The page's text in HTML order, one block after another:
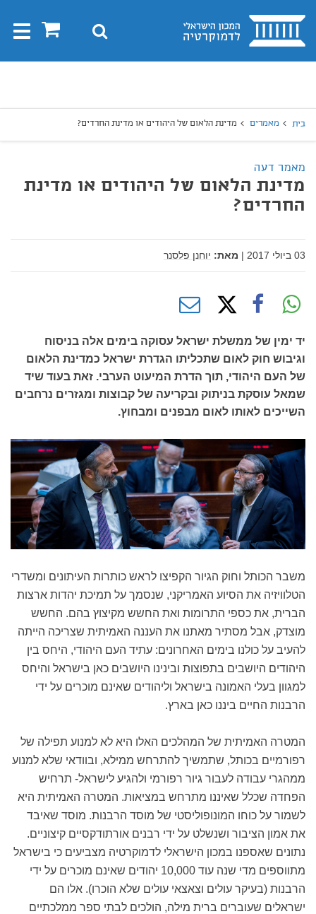
בית 0 חיפוש
בית מאמרים מדינת הלאום של היהודים או מדינת החרדים?
מאמר דעה
מדינת הלאום של היהודים או מדינת
החרדים?
03 ביולי 2017 | מאת: יוחנן פלסנר
יד ימין של ממשלת ישראל עסוקה בימים אלה בניסוח
וגיבוש חוק לאום שתכליתו הגדרת ישראל כמדינת הלאום
של העם היהודי, תוך הדרת המיעוט הערבי. זאת בעוד שיד
שמאל עוסקת בניתוק ובקריעה של קבוצות ומגזרים נרחבים
השייכים לאותו לאום מבפנים ומבחוץ.
משבר הכותל וחוק הגיור הקפיצו לראש כותרות העיתונים ומשדרי
הטלוויזיה את הסיוע האמריקני, שנסמך על תמיכת יהדות ארצות
הברית, את כספי התרומות ואת החשש מקיצוץ בהם. החשש
מוצדק, אבל מסתיר מאתנו את העננה האמיתית שצריכה הייתה
להעיב על כולנו בימים האחרונים: עתיד העם היהודי, היחס בין
היהודים היושבים בתפוצות ובינינו היושבים כאן בישראל והיחס
למגוון בעלי האמונה בישראל וליהודים שאינם מוכרים על ידי
הרבנות החיים ביננו כאן בארץ.
המטרה האמיתית של המהלכים האלו היא לא למנוע תפילה של
רפורמיים בכותל, שתמשיך להתרחש ממילא, ובוודאי שלא למנוע
ממהגרי עבודה לעבור גיור רפורמי ולהגיע לישראל- תרחיש
הפחדה שכלל שאיננו מתרחש במציאות. המטרה האמיתית היא
לשמור על כוחו המונופוליסטי של מוסד הרבנות. מוסד שאיבד
את אמון הציבור ושנשלט על ידי רבנים אורתודקסיים קיצוניים.
נתונים שאספנו במכון הישראלי לדמוקרטיה מצביעים כי בישראל
מתווספים מדי שנה עוד 10,000 יהודים שאינם מוכרים על ידי
הרבנות (בעיקר עולים וצאצאי עולים שלא הוכרו). אלו הם
ישראלים שעוברים ברית מילה, הולכים לבתי ספר ממלכתיים